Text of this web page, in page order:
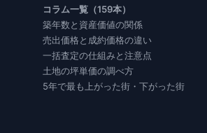
コラム一覧（159本）
築年数と資産価値の関係
売出価格と成約価格の違い
一括査定の仕組みと注意点
土地の坪単価の調べ方
5年で最も上がった街・下がった街